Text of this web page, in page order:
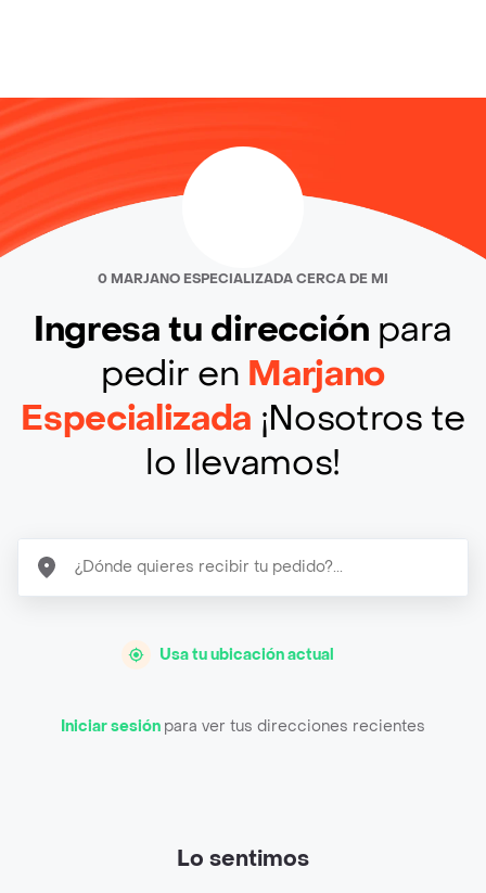
0 MARJANO ESPECIALIZADA CERCA DE MI
Ingresa tu dirección para
pedir en Marjano
Especializada ¡Nosotros te
lo llevamos!
Usa tu ubicación actual
Iniciar sesión para ver tus direcciones recientes
Lo sentimos